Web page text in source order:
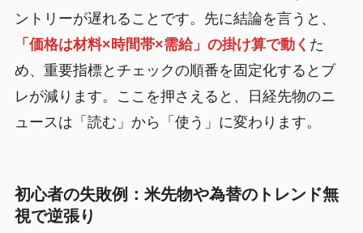
ントリーが遅れることです。先に結論を言うと、
「価格は材料×時間帯×需給」の掛け算で動く た
め、重要指標とチェックの順番を固定化するとブ
レが減ります。ここを押さえると、日経先物のニ
ュースは「読む」から「使う」に変わります。
初心者の失敗例：米先物や為替のトレンド無
視で逆張り